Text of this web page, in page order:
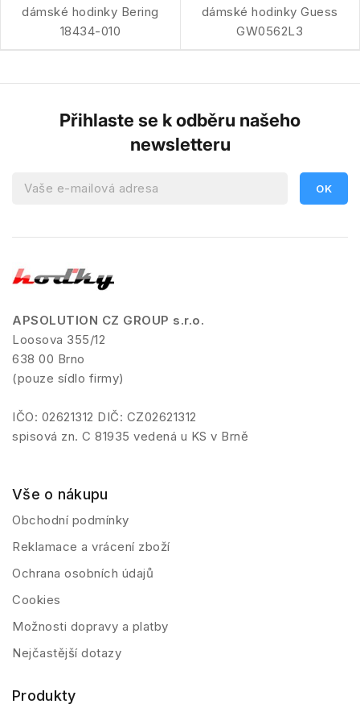
dámské hodinky Bering
18434-010
dámské hodinky Guess
GW0562L3
Přihlaste se k odběru našeho
newsletteru
APSOLUTION CZ GROUP s.r.o.
Loosova 355/12
638 00 Brno
(pouze sídlo firmy)
IČO: 02621312 DIČ: CZ02621312
spisová zn. C 81935 vedená u KS v Brně
Vše o nákupu
Obchodní podmínky
Reklamace a vrácení zboží
Ochrana osobních údajů
Cookies
Možnosti dopravy a platby
Nejčastější dotazy
Produkty